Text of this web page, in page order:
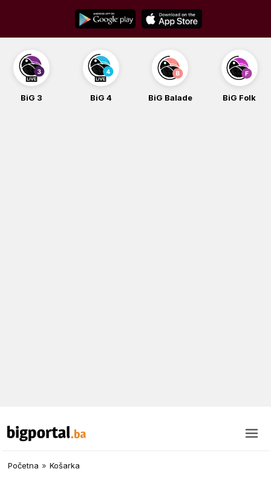
content
BiG 4 BiG Balade BiG Folk BiG iG
Početna » Košarka